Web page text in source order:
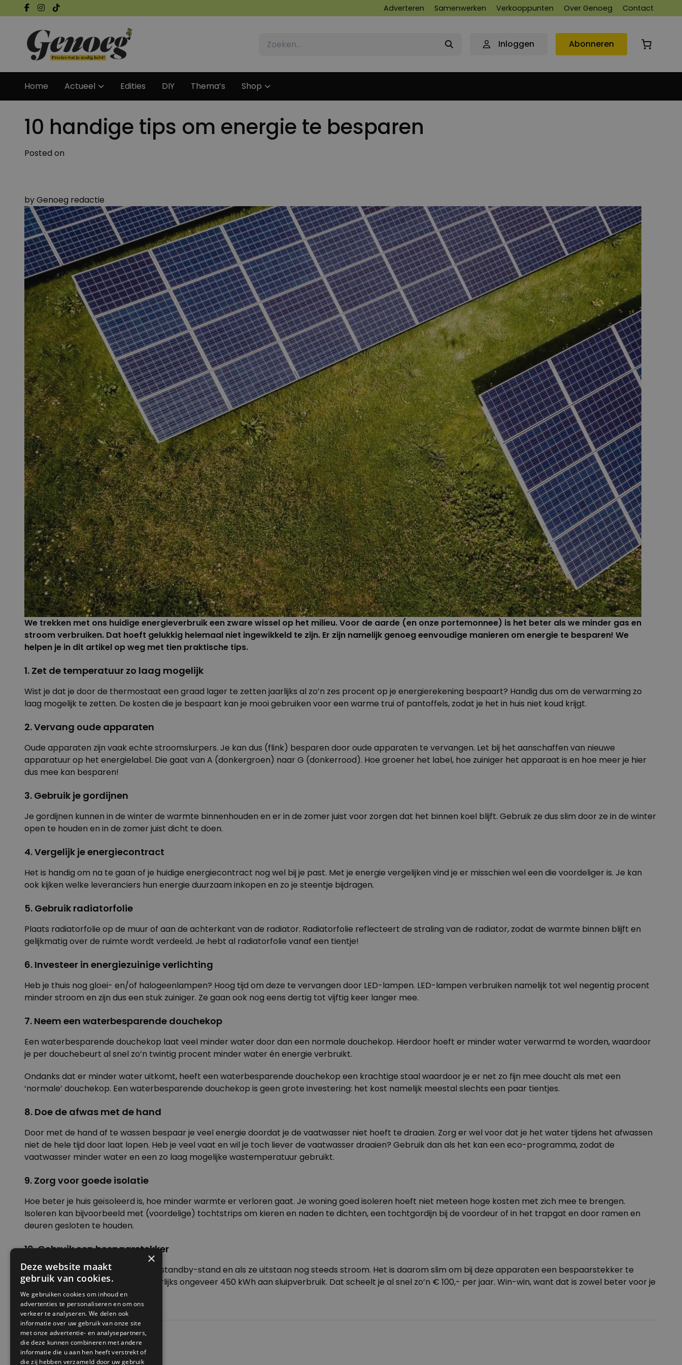
Adverteren Samenwerken Verkooppunten Over Genoeg Contact
Inloggen Abonneren
Home Actueel Edities DIY Thema’s Shop
10 handige tips om energie te besparen
Posted on
byGenoeg redactie
We trekken met ons huidige energieverbruik een zware wissel op het milieu. Voor de aarde (en onze portemonnee) is het beter als we minder gas en
stroom verbruiken. Dat hoeft gelukkig helemaal niet ingewikkeld te zijn. Er zijn namelijk genoeg eenvoudige manieren om energie te besparen! We
helpen je in dit artikel op weg met tien praktische tips.
1. Zet de temperatuur zo laag mogelijk
Wist je dat je door de thermostaat een graad lager te zetten jaarlijks al zo’n zes procent op je energierekening bespaart? Handig dus om de verwarming zo
laag mogelijk te zetten. De kosten die je bespaart kan je mooi gebruiken voor een warme trui of pantoffels, zodat je het in huis niet koud krijgt.
2. Vervang oude apparaten
Oude apparaten zijn vaak echte stroomslurpers. Je kan dus (flink) besparen door oude apparaten te vervangen. Let bij het aanschaffen van nieuwe
apparatuur op het energielabel. Die gaat van A (donkergroen) naar G (donkerrood). Hoe groener het label, hoe zuiniger het apparaat is en hoe meer je hier
dus mee kan besparen!
3. Gebruik je gordijnen
Je gordijnen kunnen in de winter de warmte binnenhouden en er in de zomer juist voor zorgen dat het binnen koel blijft. Gebruik ze dus slim door ze in de winter
open te houden en in de zomer juist dicht te doen.
4. Vergelijk je energiecontract
Het is handig om na te gaan of je huidige energiecontract nog wel bij je past. Met je energie vergelijken vind je er misschien wel een die voordeliger is. Je kan
ook kijken welke leveranciers hun energie duurzaam inkopen en zo je steentje bijdragen.
5. Gebruik radiatorfolie
Plaats radiatorfolie op de muur of aan de achterkant van de radiator. Radiatorfolie reflecteert de straling van de radiator, zodat de warmte binnen blijft en
gelijkmatig over de ruimte wordt verdeeld. Je hebt al radiatorfolie vanaf een tientje!
6. Investeer in energiezuinige verlichting
Heb je thuis nog gloei- en/of halogeenlampen? Hoog tijd om deze te vervangen door LED-lampen. LED-lampen verbruiken namelijk tot wel negentig procent
minder stroom en zijn dus een stuk zuiniger. Ze gaan ook nog eens dertig tot vijftig keer langer mee.
7. Neem een waterbesparende douchekop
Een waterbesparende douchekop laat veel minder water door dan een normale douchekop. Hierdoor hoeft er minder water verwarmd te worden, waardoor
je per douchebeurt al snel zo’n twintig procent minder water én energie verbruikt.
Ondanks dat er minder water uitkomt, heeft een waterbesparende douchekop een krachtige staal waardoor je er net zo fijn mee doucht als met een
‘normale’ douchekop. Een waterbesparende douchekop is geen grote investering: het kost namelijk meestal slechts een paar tientjes.
8. Doe de afwas met de hand
Door met de hand af te wassen bespaar je veel energie doordat je de vaatwasser niet hoeft te draaien. Zorg er wel voor dat je het water tijdens het afwassen
niet de hele tijd door laat lopen. Heb je veel vaat en wil je toch liever de vaatwasser draaien? Gebruik dan als het kan een eco-programma, zodat de
vaatwasser minder water en een zo laag mogelijke wastemperatuur gebruikt.
9. Zorg voor goede isolatie
Hoe beter je huis geïsoleerd is, hoe minder warmte er verloren gaat. Je woning goed isoleren hoeft niet meteen hoge kosten met zich mee te brengen.
Isoleren kan bijvoorbeeld met (voordelige) tochtstrips om kieren en naden te dichten, een tochtgordijn bij de voordeur of in het trapgat en door ramen en
deuren gesloten te houden.
10. Gebruik een bespaarstekker
Sommige apparaten gebruiken in standby-stand en als ze uitstaan nog steeds stroom. Het is daarom slim om bij deze apparaten een bespaarstekker te
gebruiken. Hiermee bespaar je jaarlijks ongeveer 450 kWh aan sluipverbruik. Dat scheelt je al snel zo’n € 100,- per jaar. Win-win, want dat is zowel beter voor je
portemonnee als voor het milieu!
Foto: Andreas Gücklhorn | Unsplash
Posted inMeer doen met minder
Bericht
Previous: Bijenwasdoek zelf maken
Next: Zaadbommen maken
×
Deze website maakt
gebruik van cookies.
We gebruiken cookies om inhoud en
advertenties te personaliseren en om ons
verkeer te analyseren. We delen ook
informatie over uw gebruik van onze site
met onze advertentie- en analysepartners,
die deze kunnen combineren met andere
informatie die u aan hen heeft verstrekt of
die zij hebben verzameld door uw gebruik